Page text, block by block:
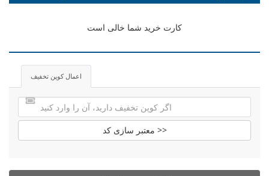
کارت خرید شما خالی است
اعمال کوپن تخفیف
معتبر سازی کد >>